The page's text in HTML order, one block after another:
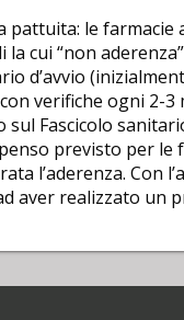
pattuita: le
cui “non
d’avvio
verifiche ogni 2-
sul Fascicolo
previsto per
l’aderenza. Con
aver realizzato un